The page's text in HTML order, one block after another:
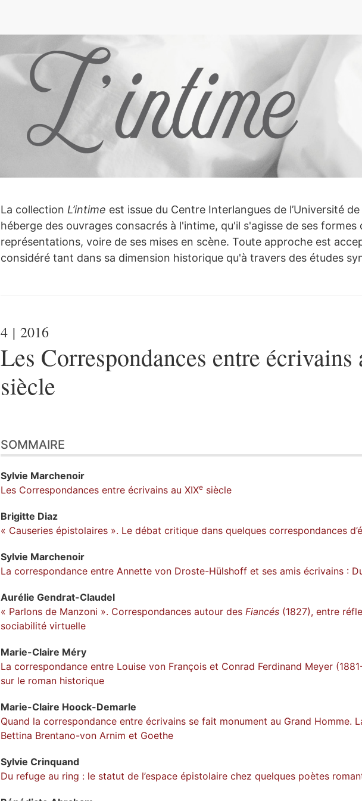
PRÉSENTATION
La collection L’intime est issue du Centre Interlangues de l’Université
héberge des ouvrages consacrés à l'intime, qu'il s'agisse de ses formes
représentations, voire de ses mises en scène. Toute approche est
considéré tant dans sa dimension historique qu'à travers des études
4 | 2016
Les Correspondances entre
siècle
SOMMAIRE
Sylvie Marchenoir
Les Correspondances entre écrivains au XIXe siècle
Brigitte Diaz
« Causeries épistolaires ». Le débat critique dans quelques correspondances
Sylvie Marchenoir
La correspondance entre Annette von Droste-Hülshoff et ses amis écrivains :
Aurélie Gendrat-Claudel
« Parlons de Manzoni ». Correspondances autour des Fiancés (1827), entre
sociabilité virtuelle
Marie-Claire Méry
La correspondance entre Louise von François et Conrad Ferdinand Meyer
sur le roman historique
Marie-Claire Hoock-Demarle
Quand la correspondance entre écrivains se fait monument au Grand Homme.
Bettina Brentano-von Arnim et Goethe
Sylvie Crinquand
Du refuge au ring : le statut de l’espace épistolaire chez quelques poètes